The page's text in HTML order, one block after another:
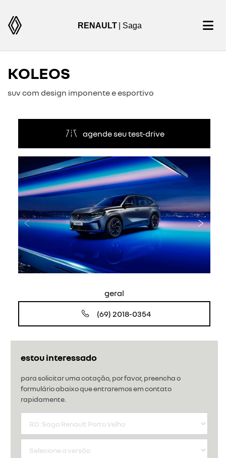
RENAULT | Saga
KOLEOS
suv com design imponente e esportivo
agende seu test-drive
estou interessado
para solicitar uma cotação, por favor, preencha o
formulário abaixo que entraremos em contato
rapidamente.
Anterior
geral
(69) 2018-0354